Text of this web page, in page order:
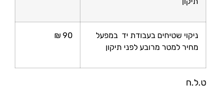
ניקוי שטיחים בעבודת יד במפעל
מחיר למטר מרובע לפני תיקון
90 ₪
ט.ל.ח